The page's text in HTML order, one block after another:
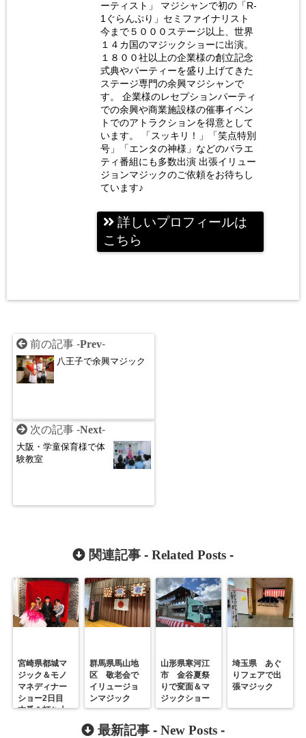
ーティスト」 マジシャンで初の「R-
1ぐらんぷり」セミファイナリスト
今まで５０００ステージ以上、世界
１４カ国のマジックショーに出演。
１８００社以上の企業様の創立記念
式典やパーティーを盛り上げてきた
ステージ専門の余興マジシャンで
す。 企業様のレセプションパーティ
での余興や商業施設様の催事イベン
トでのアトラクションを得意として
います。 「スッキリ！」「笑点特別
号」「エンタの神様」などのバラエ
ティ番組にも多数出演 出張イリュー
ジョンマジックのご依頼をお待ちし
ています♪
詳しいプロフィールは
こちら
前の記事 -Prev-
八王子で余興マジック
次の記事 -Next-
大阪・学童保育様で体
験教室
関連記事 - Related Posts -
宮崎県都城マ
ジック＆モノ
マネディナー
ショー2日目
本番＆打ち上
群馬県馬山地
区 敬老会で
イリュージョ
ンマジック
山形県寒河江
市 金谷夏祭
りで変面＆マ
ジックショー
埼玉県 あぐ
りフェアで出
張マジック
最新記事 - New Posts -